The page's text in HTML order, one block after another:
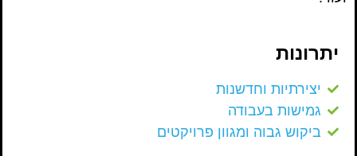
יתרונות
יצירתיות וחדשנות
גמישות בעבודה
ביקוש גבוה ומגוון פרויקטים